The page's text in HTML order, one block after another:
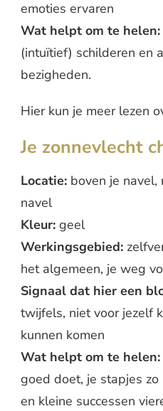
emoties ervaren
Wat helpt om te helen:
(intuïtief) schilderen en
bezigheden.
Hier kun je meer lezen
Je zonnevlecht
Locatie: boven je
navel
Kleur: geel
Werkingsgebied:
het algemeen, je weg
Signaal dat hier een
twijfels, niet voor jezelf
kunnen komen
Wat helpt om te helen:
goed doet, je stapjes
en kleine successen